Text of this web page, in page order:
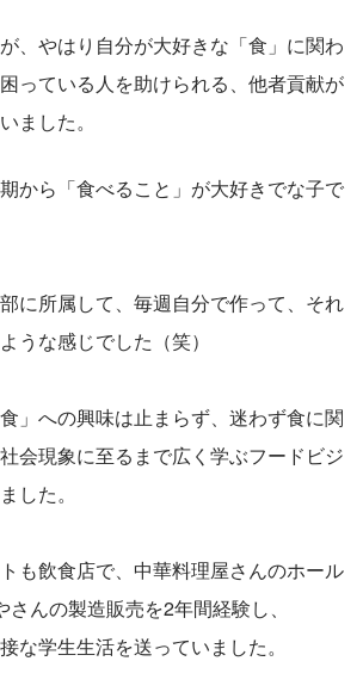
、やはり自分が大好きな「食」に関わ
っている人を助けられる、他者貢献が
ました。
から「食べること」が大好きでな子で
に所属して、毎週自分で作って、それ
うな感じでした（笑）
」への興味は止まらず、迷わず食に関
会現象に至るまで広く学ぶフードビジ
した。
も飲食店で、中華料理屋さんのホール
んの製造販売を2年間経験し、
な学生生活を送っていました。